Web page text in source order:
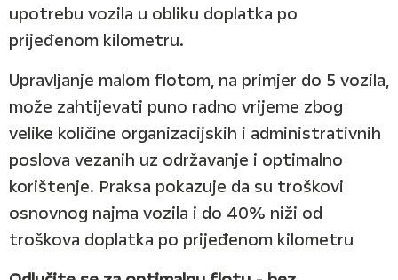
upotrebu vozila u obliku doplatka po
prijeđenom kilometru.
Upravljanje malom flotom, na primjer do 5 vozila,
može zahtijevati puno radno vrijeme zbog
velike količine organizacijskih i administrativnih
poslova vezanih uz održavanje i optimalno
korištenje. Praksa pokazuje da su troškovi
osnovnog najma vozila i do 40% niži od
troškova doplatka po prijeđenom kilometru